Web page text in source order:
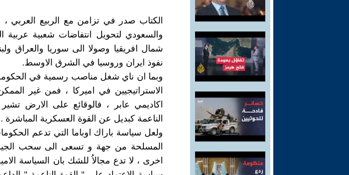
الكتاب صدر في تزامن مع الربيع العربي
والسعودي لتحويل انتفاضات شعبية
شمال افريقيا وصولا الى سوريا والعراق
نفوذ ايران وروسيا في الشرق الاوسط.
وبما ان ناي شغل مناصب رسمية في الحكومة
الاستراتيجيين في اميركا ، فمن غير
اكاديمي عابر ، فالوقائع على الارض
الناعمة كبديل عن القوة العسكرية المباشرة .
ولعل سياسة باراك اوباما التي تدعم
المسلحة من جهة و تسعى الى سحب
اخرى ، لا تدع مجالاُ للشك بان السياسة